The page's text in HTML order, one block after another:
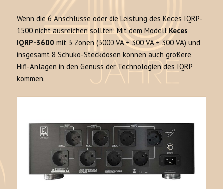
Wenn die 6 Anschlüsse oder die Leistung des Keces IQRP-
1500 nicht ausreichen sollten: Mit dem ModellKeces
IQRP-3600 mit 3 Zonen (3000 VA + 300 VA + 300 VA) und
insgesamt 8 Schuko-Steckdosen können auch größere
Hifi-Anlagen in den Genuss der Technologien des IQRP
kommen.